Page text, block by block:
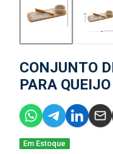
CONJUNTO
PARA
Em Estoque